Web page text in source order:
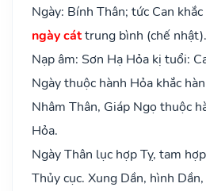
Ngày: Bính Thân; tức Can
ngày cáttrung bình (chế nhật).
Nạp âm: Sơn Hạ Hỏa kị tuổi:
Ngày thuộc hành Hỏa khắc
Nhâm Thân, Giáp Ngọ thuộc
Hỏa.
Ngày Thân lục hợp Tỵ, tam
Thủy cục. Xung Dần, hình